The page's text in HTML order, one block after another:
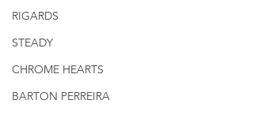
RIGARDS
STEADY
CHROME HEARTS
BARTON PERREIRA